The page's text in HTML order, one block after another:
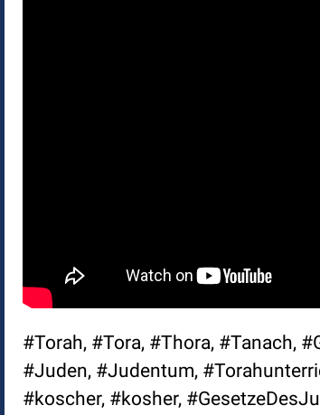
#Torah, #Tora, #Thora, #Tanach,
#Juden, #Judentum,
#koscher, #kosher,